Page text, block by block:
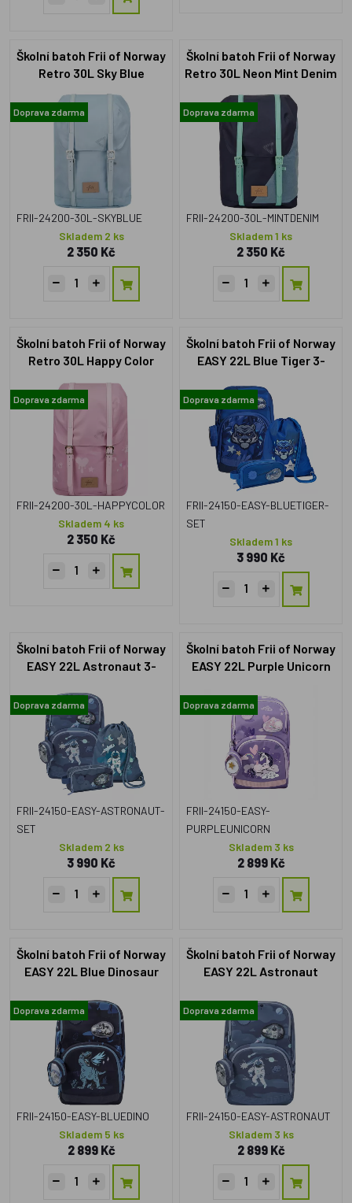
Školní batoh Frii of Norway
Retro 30L Sky Blue
Doprava zdarma
FRII-24200-30L-SKYBLUE
Skladem 2 ks
2 350 Kč
Školní batoh Frii of Norway
Retro 30L Neon Mint Denim
Doprava zdarma
FRII-24200-30L-MINTDENIM
Skladem 1 ks
2 350 Kč
Školní batoh Frii of Norway
Retro 30L Happy Color
Doprava zdarma
FRII-24200-30L-HAPPYCOLOR
Skladem 4 ks
2 350 Kč
Školní batoh Frii of Norway
EASY 22L Blue Tiger 3-
Doprava zdarma
FRII-24150-EASY-BLUETIGER-
SET
Skladem 1 ks
3 990 Kč
Školní batoh Frii of Norway
EASY 22L Astronaut 3-
Doprava zdarma
FRII-24150-EASY-ASTRONAUT-
SET
Skladem 2 ks
3 990 Kč
Školní batoh Frii of Norway
EASY 22L Purple Unicorn
Doprava zdarma
FRII-24150-EASY-
PURPLEUNICORN
Skladem 3 ks
2 899 Kč
Školní batoh Frii of Norway
EASY 22L Blue Dinosaur
Doprava zdarma
FRII-24150-EASY-BLUEDINO
Skladem 5 ks
2 899 Kč
Školní batoh Frii of Norway
EASY 22L Astronaut
Doprava zdarma
FRII-24150-EASY-ASTRONAUT
Skladem 3 ks
2 899 Kč